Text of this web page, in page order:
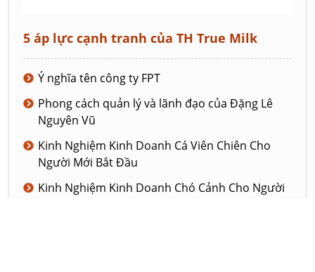
5 áp lực cạnh tranh của TH True Milk
Ý nghĩa tên công ty FPT
Phong cách quản lý và lãnh đạo của Đặng Lê
Nguyên Vũ
Kinh Nghiệm Kinh Doanh Cá Viên Chiên Cho
Người Mới Bắt Đầu
Kinh Nghiệm Kinh Doanh Chó Cảnh Cho Người